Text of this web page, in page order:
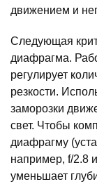
движением и
Следующая
диафрагма.
регулирует
резкости.
заморозки
свет. Чтобы
диафрагму
например, f/2.8
уменьшает